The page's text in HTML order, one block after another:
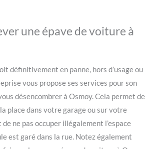
une épave de voiture à
définitivement en panne, hors d’usage ou
vous propose ses services pour son
désencombrer à Osmoy. Cela permet de
place dans votre garage ou sur votre
ne pas occuper illégalement l’espace
est garé dans la rue. Notez également